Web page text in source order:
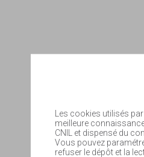
Les cookies utilisés
meilleure
CNIL et dispensé du
Vous pouvez
refuser le dépôt et la